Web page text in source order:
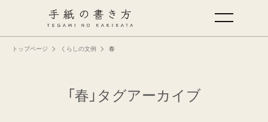
トップページ くらしの文例 春
「春」タグアーカイブ
手紙の基本
仕事の手紙の書き方